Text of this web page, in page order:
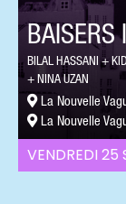
VENDREDI 25
BAISERS
BILAL HASSANI
NINA UZAN
La Nouvelle
La Nouvelle